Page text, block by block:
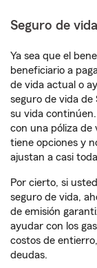
Seguro de vida
Ya sea que el
beneficiario a
de vida actual o
seguro de vida
su vida
con una póliza de
tiene opciones y
ajustan a casi
Por cierto, si
seguro de vida,
de emisión
ayudar con los
costos de
deudas.